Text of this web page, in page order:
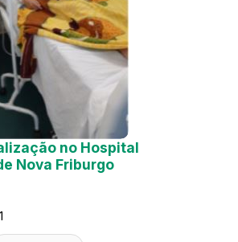
no Hospital
Nova Friburgo